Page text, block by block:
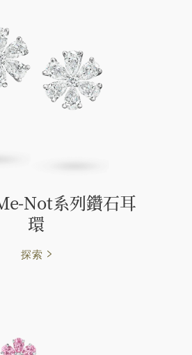
Not系列鑽石耳
環
探索